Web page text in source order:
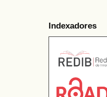
Indexadores